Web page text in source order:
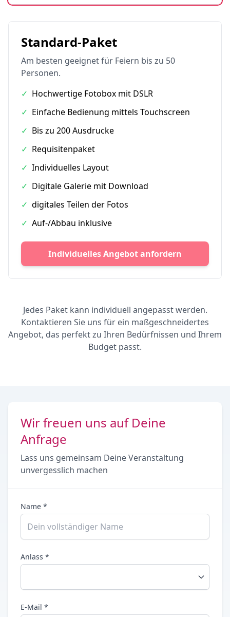
Standard-Paket
Am besten geeignet für Feiern bis zu 50
Personen.
✓ Hochwertige Fotobox mit DSLR
✓ Einfache Bedienung mittels Touchscreen
✓ Bis zu 200 Ausdrucke
✓ Requisitenpaket
✓ Individuelles Layout
✓ Digitale Galerie mit Download
✓ digitales Teilen der Fotos
✓ Auf-/Abbau inklusive
Individuelles Angebot anfordern
Jedes Paket kann individuell angepasst werden.
Kontaktieren Sie uns für ein maßgeschneidertes
Angebot, das perfekt zu Ihren Bedürfnissen und Ihrem
Budget passt.
Wir freuen uns auf Deine
Anfrage
Lass uns gemeinsam Deine Veranstaltung
unvergesslich machen
Name *
Anlass *
E-Mail *